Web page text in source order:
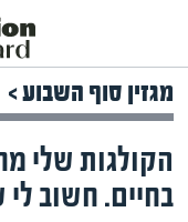
מגזין סוף השבוע >
הקולגות שלי
בחיים. חשוב לי